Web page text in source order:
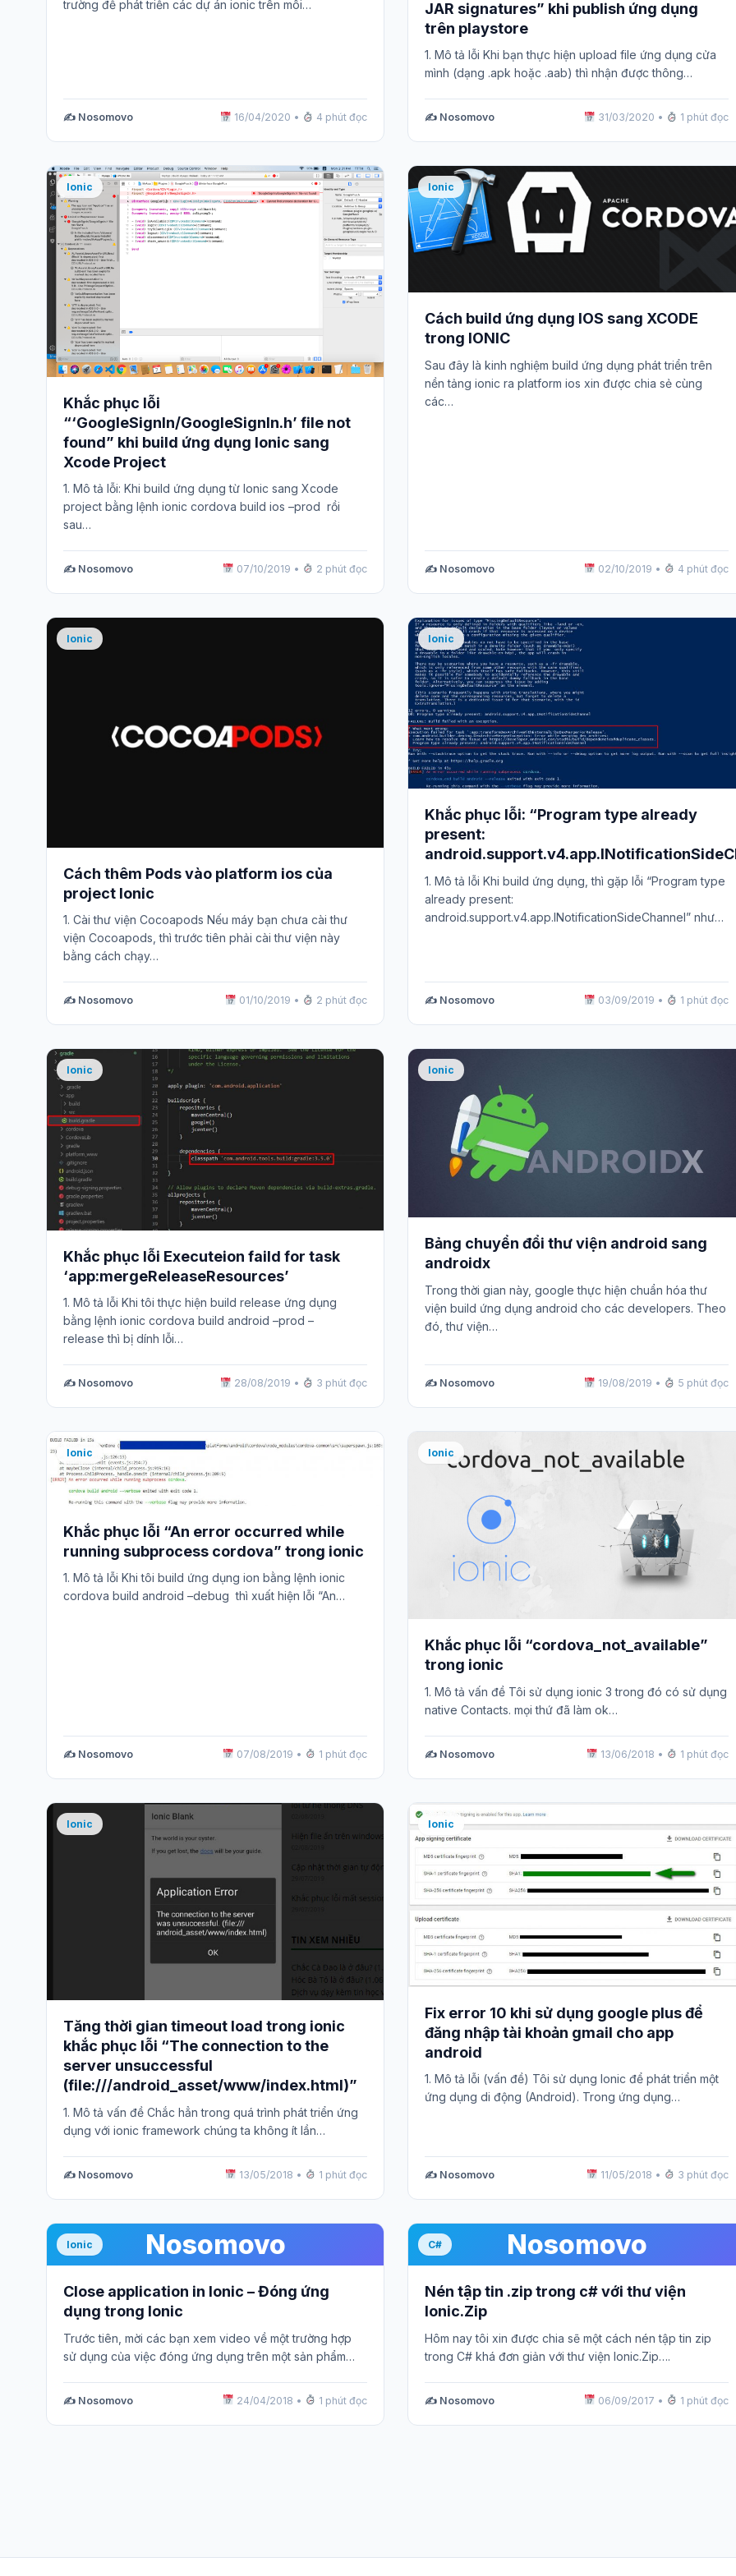
trường để phát triển các dự án ionic trên môi…
✍️ Nosomovo 16/04/2020 • 4 phút đọc
JAR signatures” khi publish ứng dụng
trên playstore
1. Mô tả lỗi Khi bạn thực hiện upload file ứng dụng cửa
mình (dạng .apk hoặc .aab) thì nhận được thông…
✍️ Nosomovo 31/03/2020 • 1 phút đọc
Ionic
Khắc phục lỗi
“‘GoogleSignIn/GoogleSignIn.h’ file not
found” khi build ứng dụng Ionic sang
Xcode Project
1. Mô tả lỗi: Khi build ứng dụng từ Ionic sang Xcode
project bằng lệnh ionic cordova build ios –prod rồi
sau…
✍️ Nosomovo 07/10/2019 • 2 phút đọc
Ionic
Cách build ứng dụng IOS sang XCODE
trong IONIC
Sau đây là kinh nghiệm build ứng dụng phát triển trên
nền tảng ionic ra platform ios xin được chia sẻ cùng
các…
✍️ Nosomovo 02/10/2019 • 4 phút đọc
Ionic
Cách thêm Pods vào platform ios của
project Ionic
1. Cài thư viện Cocoapods Nếu máy bạn chưa cài thư
viện Cocoapods, thì trước tiên phải cài thư viện này
bằng cách chạy…
✍️ Nosomovo 01/10/2019 • 2 phút đọc
Ionic
Khắc phục lỗi: “Program type already
present:
1. Mô tả lỗi Khi build ứng dụng, thì gặp lỗi “Program type
already present:
android.support.v4.app.INotificationSideChannel” như
✍️ Nosomovo 03/09/2019 • 1 phút đọc
Ionic
Khắc phục lỗi Executeion faild for task
‘app:mergeReleaseResources’
1. Mô tả lỗi Khi tôi thực hiện build release ứng dụng
bằng lệnh ionic cordova build android –prod –
release thì bị dính lỗi…
✍️ Nosomovo 28/08/2019 • 3 phút đọc
Ionic
Bảng chuyển đổi thư viện android sang
androidx
Trong thời gian này, google thực hiện chuẩn hóa thư
viện build ứng dụng android cho các developers. Theo
đó, thư viện…
✍️ Nosomovo 19/08/2019 • 5 phút đọc
Ionic
Khắc phục lỗi “An error occurred while
running subprocess cordova” trong ionic
1. Mô tả lỗi Khi tôi build ứng dụng ion bằng lệnh ionic
cordova build android –debug thì xuất hiện lỗi “An…
✍️ Nosomovo 07/08/2019 • 1 phút đọc
Ionic
Khắc phục lỗi “cordova_not_available”
trong ionic
1. Mô tả vấn đề Tôi sử dụng ionic 3 trong đó có sử dụng
native Contacts. mọi thứ đã làm ok…
✍️ Nosomovo 13/06/2018 • 1 phút đọc
Ionic
Tăng thời gian timeout load trong ionic
khắc phục lỗi “The connection to the
server unsuccessful
(file:///android_asset/www/index.html)”
1. Mô tả vấn đề Chắc hẳn trong quá trình phát triển ứng
dụng với ionic framework chúng ta không ít lần…
✍️ Nosomovo 13/05/2018 • 1 phút đọc
Ionic
Fix error 10 khi sử dụng google plus để
đăng nhập tài khoản gmail cho app
android
1. Mô tả lỗi (vấn đề) Tôi sử dụng Ionic để phát triển một
ứng dụng di động (Android). Trong ứng dụng…
✍️ Nosomovo 11/05/2018 • 3 phút đọc
Nosomovo
Ionic
Close application in Ionic – Đóng ứng
dụng trong Ionic
Trước tiên, mời các bạn xem video về một trường hợp
sử dụng của việc đóng ứng dụng trên một sản phẩm…
✍️ Nosomovo 24/04/2018 • 1 phút đọc
Nosomovo
C#
Nén tập tin .zip trong c# với thư viện
Ionic.Zip
Hôm nay tôi xin được chia sẽ một cách nén tập tin zip
trong C# khá đơn giản với thư viện Ionic.Zip….
✍️ Nosomovo 06/09/2017 • 1 phút đọc